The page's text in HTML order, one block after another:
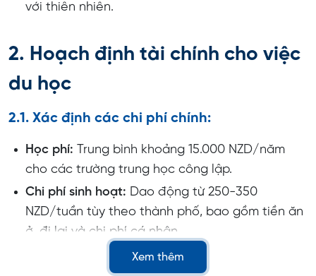
với thiên nhiên.
2. Hoạch định tài chính cho việc
du học
2.1. Xác định các chi phí chính:
Học phí: Trung bình khoảng 15.000 NZD/năm
cho các trường trung học công lập.
Chi phí sinh hoạt: Dao động từ 250-350
NZD/tuần tùy theo thành phố, bao gồm tiền ăn
ở, đi lại và chi phí cá nhân.
2.2. So sánh chi phí sinh hoạt giữa các thành
Xem thêm